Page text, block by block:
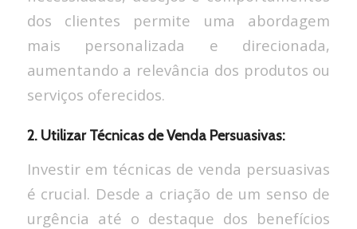
dos clientes permite uma abordagem
mais personalizada e direcionada,
aumentando a relevância dos produtos ou
serviços oferecidos.
2. Utilizar Técnicas de Venda Persuasivas:
Investir em técnicas de venda persuasivas
é crucial. Desde a criação de um senso de
urgência até o destaque dos benefícios